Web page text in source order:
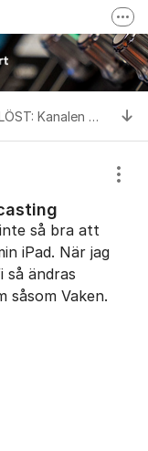
Radio
hos Teracom
LÖST: Kanalen är fördröjd vid casting
så bra att
iPad. När jag
så ändras
såsom Vaken.